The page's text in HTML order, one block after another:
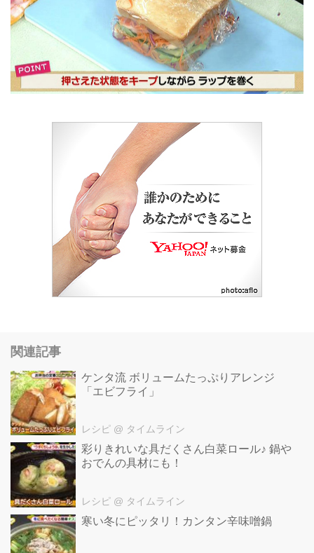
関連記事
ケンタ流 ボリュームたっぷりアレンジ
「エビフライ」
レシピ @ タイムライン
彩りきれいな具だくさん白菜ロール♪ 鍋や
おでんの具材にも！
レシピ @ タイムライン
寒い冬にピッタリ！カンタン辛味噌鍋